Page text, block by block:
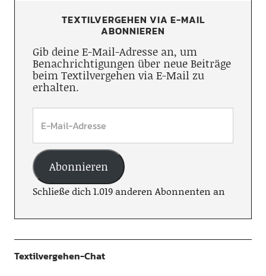
TEXTILVERGEHEN VIA E-MAIL
ABONNIEREN
Gib deine E-Mail-Adresse an, um
Benachrichtigungen über neue Beiträge
beim Textilvergehen via E-Mail zu
erhalten.
Abonnieren
Schließe dich 1.019 anderen Abonnenten an
Textilvergehen-Chat